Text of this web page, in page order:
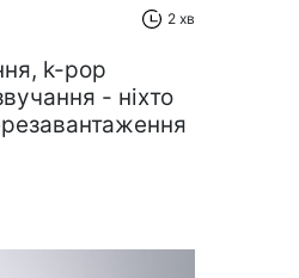
2 хв
k-pop
- ніхто